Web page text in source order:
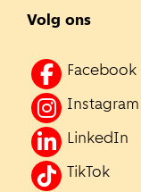
Volg ons
Facebook
Instagram
LinkedIn
TikTok